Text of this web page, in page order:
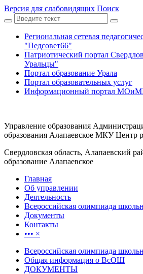
Версия для слабовидящих Поиск
Региональная сетевая
"Педсовет66"
Патриотический портал
Уральцы"
Портал образование Урала
Портал образовательных услуг
Информационный портал
Управление образования
образования Алапаевское МКУ Центр
Свердловская область, Алапаевский
образование Алапаевское
Главная
Об управлении
Деятельность
Всероссийская олимпиада
Документы
Контакты
••• ×
Всероссийская олимпиада
Общая информация о ВсОШ
ДОКУМЕНТЫ